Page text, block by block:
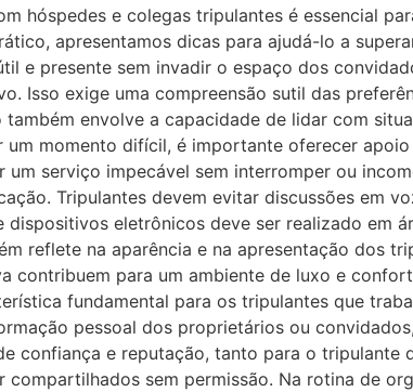
hóspedes e colegas tripulantes é essencial
apresentamos dicas para ajudá-lo a
e presente sem invadir o espaço dos
Isso exige uma compreensão sutil das
envolve a capacidade de lidar com
momento difícil, é importante oferecer
serviço impecável sem interromper ou
Tripulantes devem evitar discussões em
eletrônicos deve ser realizado em
reflete na aparência e na apresentação dos
contribuem para um ambiente de luxo e
fundamental para os tripulantes que
pessoal dos proprietários ou
confiança e reputação, tanto para o
sem permissão. Na rotina de